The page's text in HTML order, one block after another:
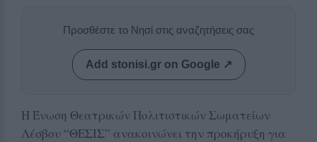
Προσθέστε το Νησί στις αναζητήσεις σας
Add stonisi.gr on Google ↗
Η Ένωση Θεατρικών Πολιτιστικών Σωματείων
Λέσβου “ΘΕΣΙΣ” ανακοινώνει την προκήρυξη για